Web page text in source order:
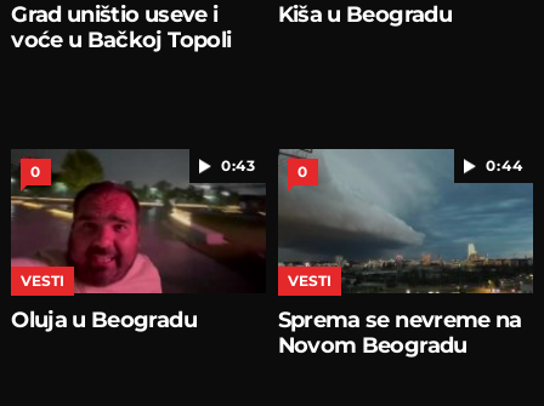
Grad uništio useve i
voće u Bačkoj Topoli
Kiša u Beogradu
0:43
0
VESTI
Oluja u Beogradu
0:44
0
VESTI
Sprema se nevreme na
Novom Beogradu